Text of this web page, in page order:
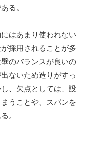
る。
はあまり使われない
採用されることが多
のバランスが良いの
ないため造りがすっ
、欠点としては、設
うことや、スパンを
。